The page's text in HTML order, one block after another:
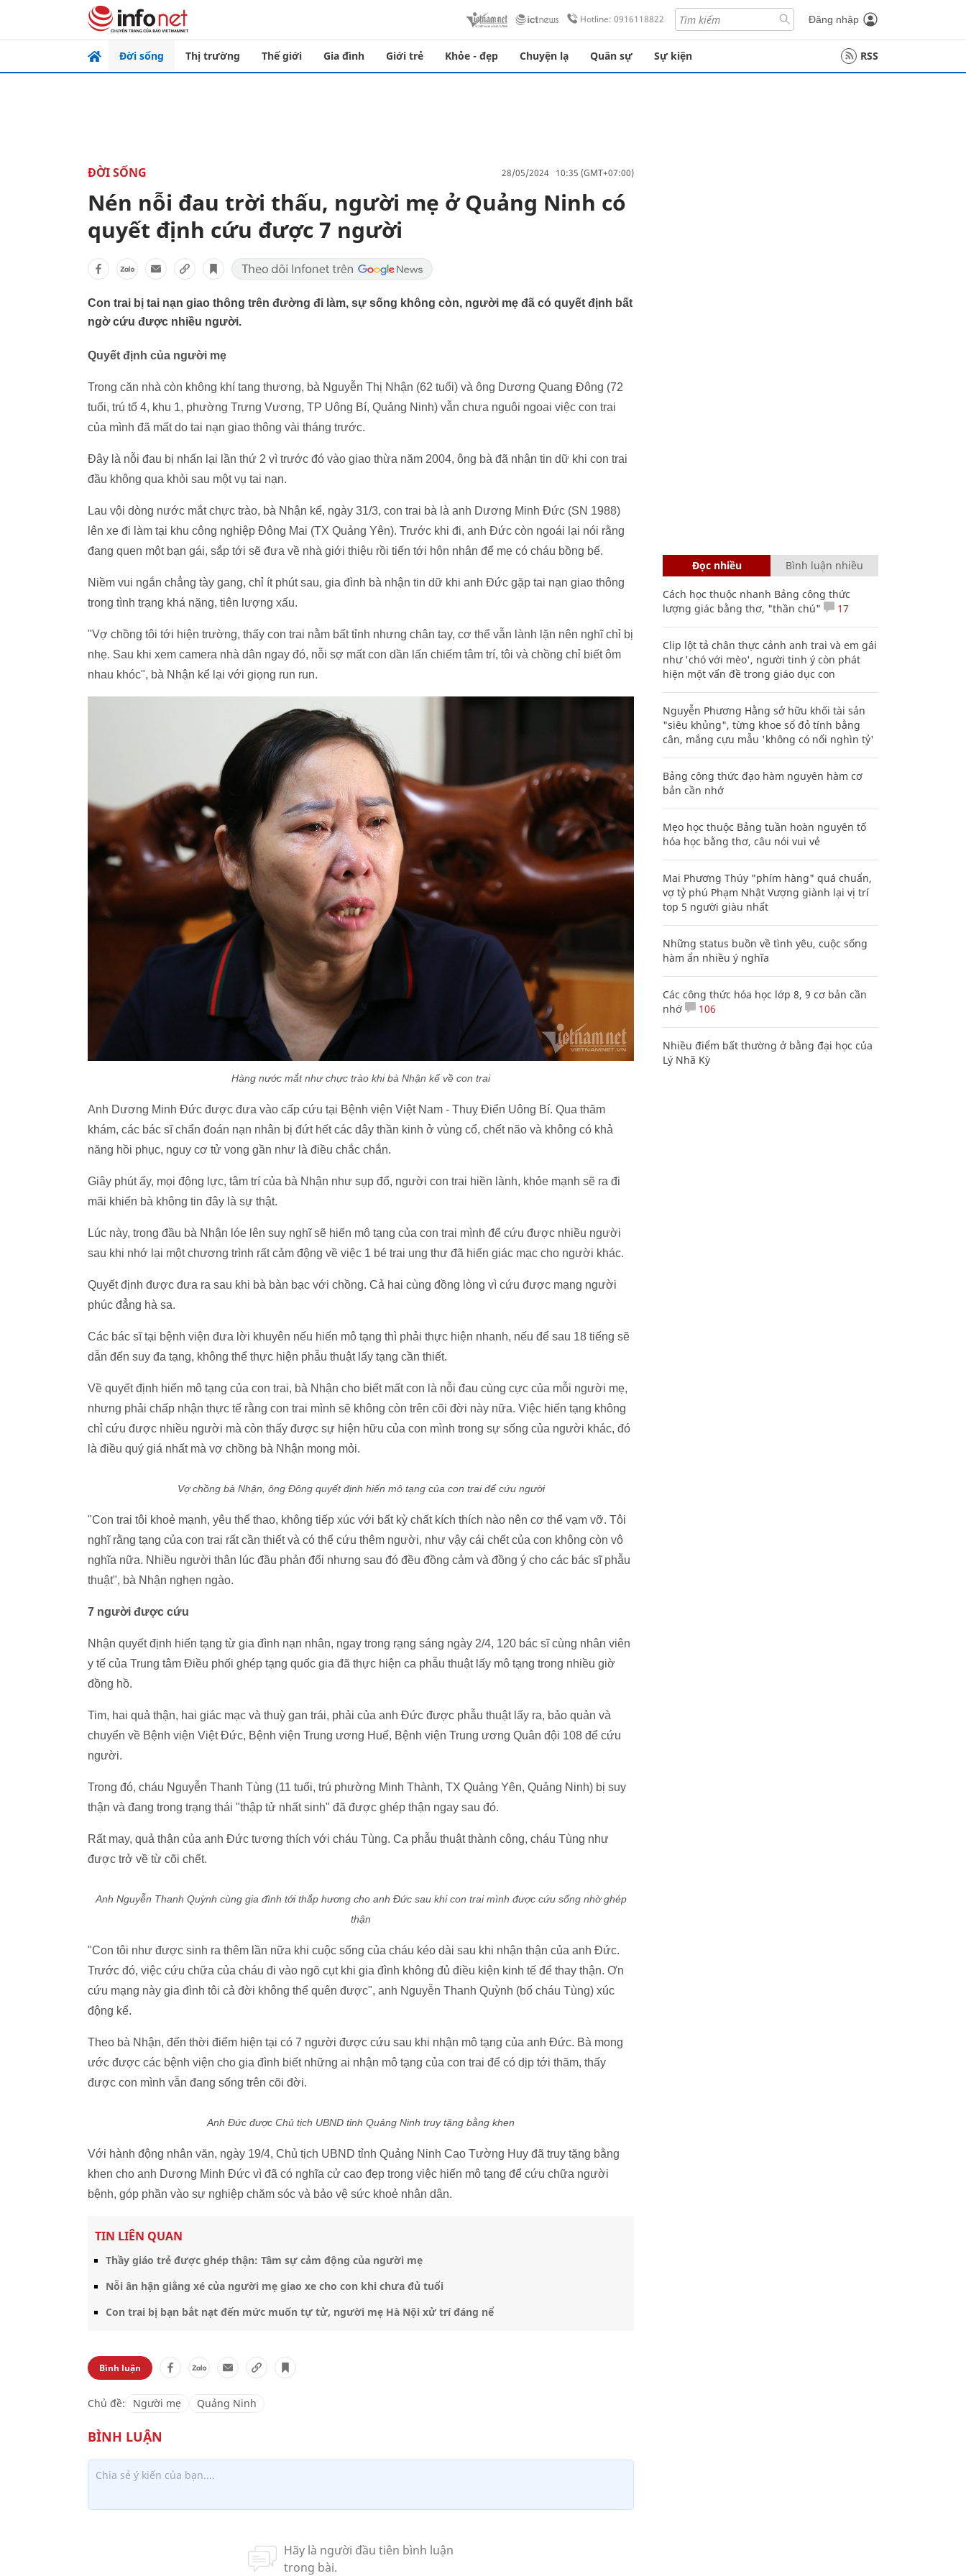
Hotline: 0916118822 Đăng nhập
Đời sống Thị trường Thế giới Gia đình Giới trẻ Khỏe - đẹp Chuyện lạ Quân sự Sự kiện RSS
ĐỜI SỐNG 28/05/2024 10:35 (GMT+07:00)
Nén nỗi đau trời thấu, người mẹ ở Quảng Ninh có
quyết định cứu được 7 người
Con trai bị tai nạn giao thông trên đường đi làm, sự sống không còn, người mẹ đã có quyết định bất
ngờ cứu được nhiều người.
Quyết định của người mẹ
Trong căn nhà còn không khí tang thương, bà Nguyễn Thị Nhận (62 tuổi) và ông Dương Quang Đông (72
tuổi, trú tổ 4, khu 1, phường Trưng Vương, TP Uông Bí, Quảng Ninh) vẫn chưa nguôi ngoai việc con trai
của mình đã mất do tai nạn giao thông vài tháng trước.
Đây là nỗi đau bị nhấn lại lần thứ 2 vì trước đó vào giao thừa năm 2004, ông bà đã nhận tin dữ khi con trai
đầu không qua khỏi sau một vụ tai nạn.
Lau vội dòng nước mắt chực trào, bà Nhận kể, ngày 31/3, con trai bà là anh Dương Minh Đức (SN 1988)
lên xe đi làm tại khu công nghiệp Đông Mai (TX Quảng Yên). Trước khi đi, anh Đức còn ngoái lại nói rằng
đang quen một bạn gái, sắp tới sẽ đưa về nhà giới thiệu rồi tiến tới hôn nhân để mẹ có cháu bồng bế.
Niềm vui ngắn chẳng tày gang, chỉ ít phút sau, gia đình bà nhận tin dữ khi anh Đức gặp tai nạn giao thông
trong tình trạng khá nặng, tiên lượng xấu.
"Vợ chồng tôi tới hiện trường, thấy con trai nằm bất tỉnh nhưng chân tay, cơ thể vẫn lành lặn nên nghĩ chỉ bị
nhẹ. Sau khi xem camera nhà dân ngay đó, nỗi sợ mất con dần lấn chiếm tâm trí, tôi và chồng chỉ biết ôm
nhau khóc", bà Nhận kể lại với giọng run run.
Hàng nước mắt như chực trào khi bà Nhận kể về con trai
Anh Dương Minh Đức được đưa vào cấp cứu tại Bệnh viện Việt Nam - Thuỵ Điển Uông Bí. Qua thăm
khám, các bác sĩ chẩn đoán nạn nhân bị đứt hết các dây thần kinh ở vùng cổ, chết não và không có khả
năng hồi phục, nguy cơ tử vong gần như là điều chắc chắn.
Giây phút ấy, mọi động lực, tâm trí của bà Nhận như sụp đổ, người con trai hiền lành, khỏe mạnh sẽ ra đi
mãi khiến bà không tin đây là sự thật.
Lúc này, trong đầu bà Nhận lóe lên suy nghĩ sẽ hiến mô tạng của con trai mình để cứu được nhiều người
sau khi nhớ lại một chương trình rất cảm động về việc 1 bé trai ung thư đã hiến giác mạc cho người khác.
Quyết định được đưa ra sau khi bà bàn bạc với chồng. Cả hai cùng đồng lòng vì cứu được mạng người
phúc đẳng hà sa.
Các bác sĩ tại bệnh viện đưa lời khuyên nếu hiến mô tạng thì phải thực hiện nhanh, nếu để sau 18 tiếng sẽ
dẫn đến suy đa tạng, không thể thực hiện phẫu thuật lấy tạng cần thiết.
Về quyết định hiến mô tạng của con trai, bà Nhận cho biết mất con là nỗi đau cùng cực của mỗi người mẹ,
nhưng phải chấp nhận thực tế rằng con trai mình sẽ không còn trên cõi đời này nữa. Việc hiến tạng không
chỉ cứu được nhiều người mà còn thấy được sự hiện hữu của con mình trong sự sống của người khác, đó
là điều quý giá nhất mà vợ chồng bà Nhận mong mỏi.
Vợ chồng bà Nhận, ông Đông quyết định hiến mô tạng của con trai để cứu người
nghĩ rằng tạng của con trai rất cần thiết và có thể cứu thêm người, như vậy cái chết của con không còn vô
nghĩa nữa. Nhiều người thân lúc đầu phản đối nhưng sau đó đều đồng cảm và đồng ý cho các bác sĩ phẫu
thuật", bà Nhận nghẹn ngào.
7 người được cứu
Nhận quyết định hiến tạng từ gia đình nạn nhân, ngay trong rạng sáng ngày 2/4, 120 bác sĩ cùng nhân viên
đồng hồ.
Tim, hai quả thận, hai giác mạc và thuỳ gan trái, phải của anh Đức được phẫu thuật lấy ra, bảo quản và
Trong đó, cháu Nguyễn Thanh Tùng (11 tuổi, trú phường Minh Thành, TX Quảng Yên, Quảng Ninh) bị suy
thận và đang trong trạng thái "thập tử nhất sinh" đã được ghép thận ngay sau đó.
Rất may, quả thận của anh Đức tương thích với cháu Tùng. Ca phẫu thuật thành công, cháu Tùng như
Anh Nguyễn Thanh Quỳnh cùng gia đình tới thắp hương cho anh Đức sau khi con trai mình được cứu sống nhờ ghép
thận
"Con tôi như được sinh ra thêm lần nữa khi cuộc sống của cháu kéo dài sau khi nhận thận của anh Đức.
cứu mạng này gia đình tôi cả đời không thể quên được", anh Nguyễn Thanh Quỳnh (bố cháu Tùng) xúc
động kể.
Theo bà Nhận, đến thời điểm hiện tại có 7 người được cứu sau khi nhận mô tạng của anh Đức. Bà mong
được con mình vẫn đang sống trên cõi đời.
bệnh, góp phần vào sự nghiệp chăm sóc và bảo vệ sức khoẻ nhân dân.
Đọc nhiều Bình luận nhiều
Cách học thuộc nhanh Bảng công thức
lượng giác bằng thơ, "thần chú"
17
Clip lột tả chân thực cảnh anh trai và em gái
như 'chó với mèo', người tinh ý còn phát
hiện một vấn đề trong giáo dục con
Nguyễn Phương Hằng sở hữu khối tài sản
"siêu khủng", từng khoe sổ đỏ tính bằng
cân, mắng cựu mẫu 'không có nổi nghìn tỷ'
Bảng công thức đạo hàm nguyên hàm cơ
bản cần nhớ
Mẹo học thuộc Bảng tuần hoàn nguyên tố
hóa học bằng thơ, câu nói vui vẻ
Mai Phương Thúy "phím hàng" quá chuẩn,
vợ tỷ phú Phạm Nhật Vượng giành lại vị trí
top 5 người giàu nhất
Những status buồn về tình yêu, cuộc sống
hàm ẩn nhiều ý nghĩa
Các công thức hóa học lớp 8, 9 cơ bản cần
nhớ
106
Nhiều điểm bất thường ở bằng đại học của
Lý Nhã Kỳ